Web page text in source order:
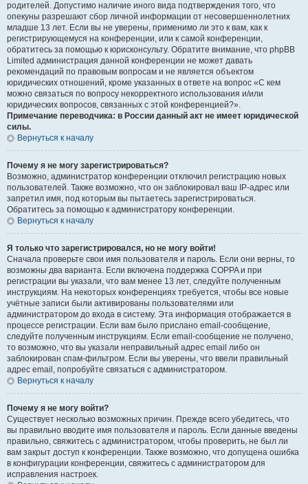
родителей. Допустимо наличие иного вида подтверждения того, что
опекуны разрешают сбор личной информации от несовершеннолетних
младше 13 лет. Если вы не уверены, применимо ли это к вам, как к
регистрирующемуся на конференции, или к самой конференции,
обратитесь за помощью к юрисконсульту. Обратите внимание, что phpBB
Limited администрация данной конференции не может давать
рекомендаций по правовым вопросам и не является объектом
юридических отношений, кроме указанных в ответе на вопрос «С кем
можно связаться по вопросу некорректного использования и/или
юридических вопросов, связанных с этой конференцией?».
Примечание переводчика: в России данный акт не имеет юридической
силы.
Вернуться к началу
Почему я не могу зарегистрироваться?
Возможно, администратор конференции отключил регистрацию новых
пользователей. Также возможно, что он заблокировал ваш IP-адрес или
запретил имя, под которым вы пытаетесь зарегистрироваться.
Обратитесь за помощью к администратору конференции.
Вернуться к началу
Я только что зарегистрировался, но не могу войти!
Сначала проверьте свои имя пользователя и пароль. Если они верны, то
возможны два варианта. Если включена поддержка COPPA и при
регистрации вы указали, что вам менее 13 лет, следуйте полученным
инструкциям. На некоторых конференциях требуется, чтобы все новые
учётные записи были активированы пользователями или
администратором до входа в систему. Эта информация отображается в
процессе регистрации. Если вам было прислано email-сообщение,
следуйте полученным инструкциям. Если email-сообщение не получено,
то возможно, что вы указали неправильный адрес email либо он
заблокирован спам-фильтром. Если вы уверены, что ввели правильный
адрес email, попробуйте связаться с администратором.
Вернуться к началу
Почему я не могу войти?
Существует несколько возможных причин. Прежде всего убедитесь, что
вы правильно вводите имя пользователя и пароль. Если данные введены
правильно, свяжитесь с администратором, чтобы проверить, не был ли
вам закрыт доступ к конференции. Также возможно, что допущена ошибка
в конфигурации конференции, свяжитесь с администратором для
исправления настроек.